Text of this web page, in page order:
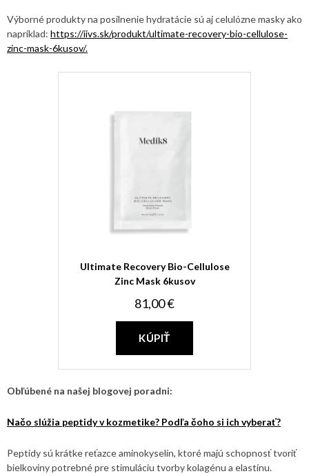
Výborné produkty na posilnenie hydratácie sú aj celulózne masky ako
napríklad: https://iivs.sk/produkt/ultimate-recovery-bio-cellulose-
zinc-mask-6kusov/.
Ultimate Recovery Bio-Cellulose
Zinc Mask 6kusov
81,00 €
KÚPIŤ
Obľúbené na našej blogovej poradni:
Načo slúžia peptidy v kozmetike? Podľa čoho si ich vyberať?
Peptidy sú krátke reťazce aminokyselín, ktoré majú schopnosť tvoriť
bielkoviny potrebné pre stimuláciu tvorby kolagénu a elastínu.